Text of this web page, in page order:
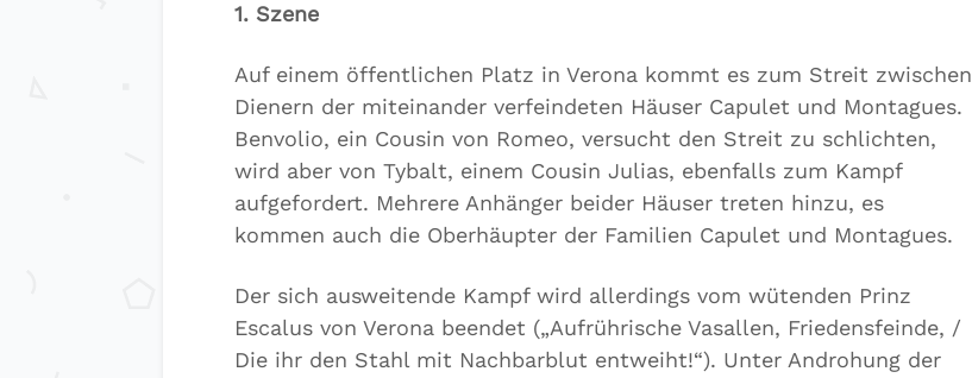
1. Szene
Auf einem öffentlichen Platz in Verona kommt es zum Streit zwischen
Dienern der miteinander verfeindeten Häuser Capulet und Montagues.
Benvolio, ein Cousin von Romeo, versucht den Streit zu schlichten,
wird aber von Tybalt, einem Cousin Julias, ebenfalls zum Kampf
aufgefordert. Mehrere Anhänger beider Häuser treten hinzu, es
kommen auch die Oberhäupter der Familien Capulet und Montagues.
Der sich ausweitende Kampf wird allerdings vom wütenden Prinz
Escalus von Verona beendet („Aufrührische Vasallen, Friedensfeinde, /
Die ihr den Stahl mit Nachbarblut entweiht!“). Unter Androhung der